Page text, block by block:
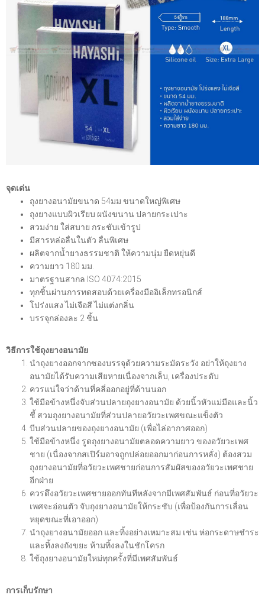
จุดเด่น
ถุงยางอนามัยขนาด 54มม ขนาดใหญ่พิเศษ
ถุงยางแบบผิวเรียบ ผนังขนาน ปลายกระเปาะ
สวมง่าย ใส่สบาย กระชับเข้ารูป
มีสารหล่อลื่นในตัว ลื่นพิเศษ
ผลิตจากน้ำยางธรรมชาติ ให้ความนุ่ม ยืดหยุ่นดี
ความยาว 180 มม.
มาตรฐานสากล ISO 4074:2015
ทุกชิ้นผ่านการทดสอบด้วยเครื่องมืออิเล็กทรอนิกส์
โปร่งแสง ไม่เจือสี ไม่แต่งกลิ่น
บรรจุกล่องละ 2 ชิ้น
วิธีการใช้ถุงยางอนามัย
นำถุงยางออกจากซองบรรจุด้วยความระมัดระวัง อย่าให้ถุงยาง
อนามัยได้รับความเสียหายเนื่องจากเล็บ, เครื่องประดับ
ควรแน่ใจว่าด้านที่คลี่ออกอยู่ที่ด้านนอก
ใช้มือข้างหนึ่งจับส่วนปลายถุงยางอนามัย ด้วยนิ้วหัวแม่มือและนิ้ว
ชี้ สวมถุงยางอนามัยที่ส่วนปลายอวัยวะเพศขณะแข็งตัว
บีบส่วนปลายของถุงยางอนามัย (เพื่อไล่อากาศออก)
ใช้มือข้างหนึ่ง รูดถุงยางอนามัยตลอดความยาว ของอวัยวะเพศ
ชาย (เนื่องจากสเปิร์มอาจถูกปล่อยออกมาก่อนการหลั่ง) ต้องสวม
ถุงยางอนามัยที่อวัยวะเพศชายก่อนการสัมผัสของอวัยวะเพศชาย
อีกฝ่าย
ควรดึงอวัยวะเพศชายออกทันทีหลังจากมีเพศสัมพันธ์ ก่อนที่อวัยวะ
เพศจะอ่อนตัว จับถุงยางอนามัยให้กระชับ (เพื่อป้องกันการเลื่อน
หยุดขณะที่เอาออก)
นำถุงยางอนามัยออก และทิ้งอย่างเหมาะสม เช่น ห่อกระดาษชำระ
และทิ้งลงถังขยะ ห้ามทิ้งลงในชักโครก
ใช้ถุงยางอนามัยใหม่ทุกครั้งที่มีเพศสัมพันธ์
การเก็บรักษา